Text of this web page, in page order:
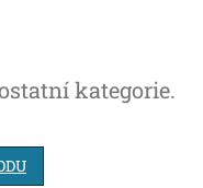
kategorie.